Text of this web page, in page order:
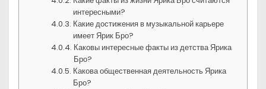
интересными?
Какие достижения в музыкальной карьере
имеет Ярик Бро?
Каковы интересные факты из детства Ярика
Бро?
Какова общественная деятельность Ярика
Бро?